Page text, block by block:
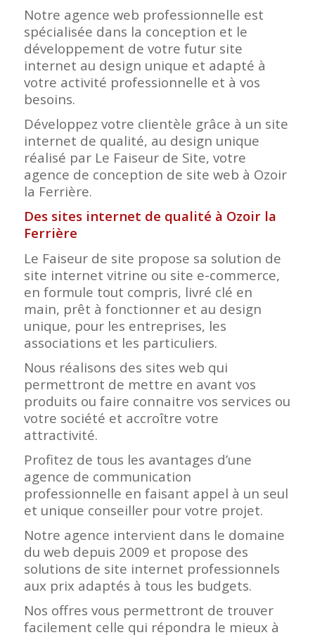
Notre agence web professionnelle est
spécialisée dans la conception et le
développement de votre futur site
internet au design unique et adapté à
votre activité professionnelle et à vos
besoins.
Développez votre clientèle grâce à un site
internet de qualité, au design unique
réalisé par Le Faiseur de Site, votre
agence de conception de site web à Ozoir
la Ferrière.
Des sites internet de qualité à Ozoir la
Ferrière
Le Faiseur de site propose sa solution de
site internet vitrine ou site e-commerce,
en formule tout compris, livré clé en
main, prêt à fonctionner et au design
unique, pour les entreprises, les
associations et les particuliers.
Nous réalisons des sites web qui
permettront de mettre en avant vos
produits ou faire connaitre vos services ou
votre société et accroître votre
attractivité.
Profitez de tous les avantages d’une
agence de communication
professionnelle en faisant appel à un seul
et unique conseiller pour votre projet.
Notre agence intervient dans le domaine
du web depuis 2009 et propose des
solutions de site internet professionnels
aux prix adaptés à tous les budgets.
Nos offres vous permettront de trouver
facilement celle qui répondra le mieux à